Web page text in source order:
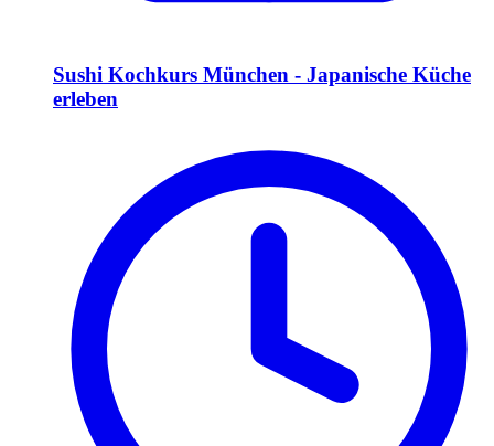
Sushi Kochkurs München - Japanische Küche
erleben